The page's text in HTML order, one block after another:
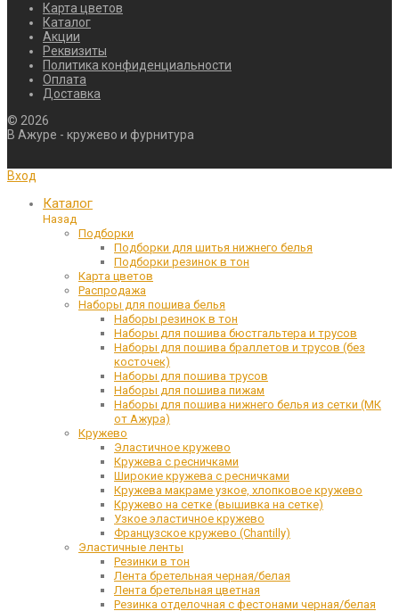
Карта цветов
Каталог
Акции
Реквизиты
Политика конфиденциальности
Оплата
Доставка
© 2026
В Ажуре - кружево и фурнитура
Вход
Каталог
Назад
Подборки
Подборки для шитья нижнего белья
Подборки резинок в тон
Карта цветов
Распродажа
Наборы для пошива белья
Наборы резинок в тон
Наборы для пошива бюстгальтера и трусов
Наборы для пошива браллетов и трусов (без
косточек)
Наборы для пошива трусов
Наборы для пошива пижам
Наборы для пошива нижнего белья из сетки (МК
от Ажура)
Кружево
Эластичное кружево
Кружева с ресничками
Широкие кружева с ресничками
Кружева макраме узкое, хлопковое кружево
Кружево на сетке (вышивка на сетке)
Узкое эластичное кружево
Французское кружево (Chantilly)
Эластичные ленты
Резинки в тон
Лента бретельная черная/белая
Лента бретельная цветная
Резинка отделочная с фестонами черная/белая